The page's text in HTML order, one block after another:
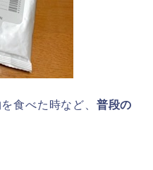
食べた時など、 普段の